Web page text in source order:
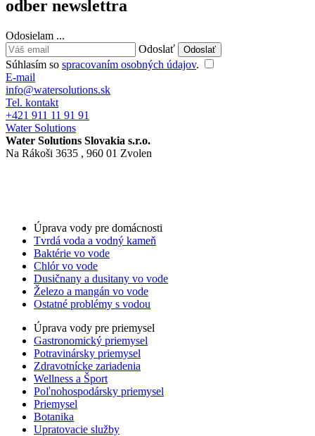
odber newslettra
Odosielam ...
Odoslať
Súhlasím so spracovaním osobných údajov.
E-mail
info@watersolutions.sk
Tel. kontakt
+421 911 11 91 91
Water Solutions
Water Solutions Slovakia s.r.o.
Na Rákoši 3635 , 960 01 Zvolen
Úprava vody pre domácnosti
Tvrdá voda a vodný kameň
Baktérie vo vode
Chlór vo vode
Dusičnany a dusitany vo vode
Železo a mangán vo vode
Ostatné problémy s vodou
Úprava vody pre priemysel
Gastronomický priemysel
Potravinársky priemysel
Zdravotnícke zariadenia
Wellness a Šport
Poľnohospodársky priemysel
Priemysel
Botanika
Upratovacie služby